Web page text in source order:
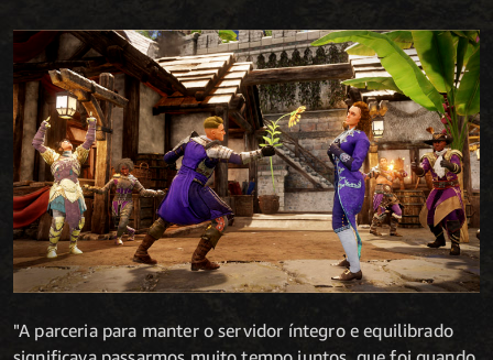
"A parceria para manter o servidor íntegro e equilibrado